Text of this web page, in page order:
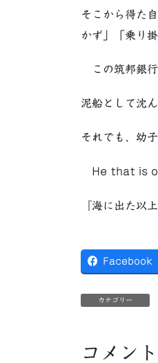
そこから得た
かず」「乗り
この筑邦銀行
泥船として沈
それでも、幼
He that is
『海に出た以
Facebook
カテゴリー
コメン